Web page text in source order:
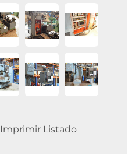
Imprimir Listado